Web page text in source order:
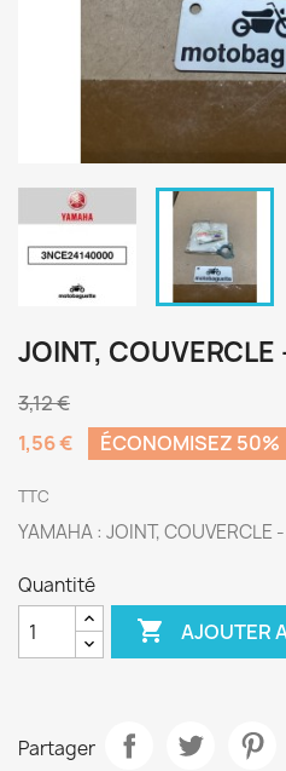
JOINT,
3,12 €
1,56 €
ÉCONOMISEZ 50%
TTC
YAMAHA : JOINT,
Quantité
 AJOUTER
Partager